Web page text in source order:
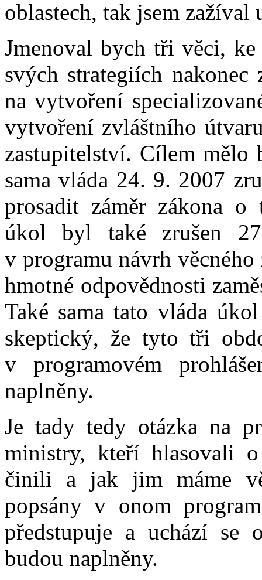
oblastech, tak jsem zažíval
Jmenoval bych tři věci,
svých strategiích
na vytvoření
vytvoření zvláštního
zastupitelství. Cílem mělo
sama vláda 24. 9. 2007
prosadit záměr zákona
úkol byl také zrušen
v programu návrh
hmotné odpovědnosti
Také sama tato vláda
skeptický, že tyto tři
v programovém
naplněny.
Je tady tedy otázka na
ministry, kteří hlasovali
činili a jak jim máme
popsány v onom
předstupuje a uchází se
budou naplněny.